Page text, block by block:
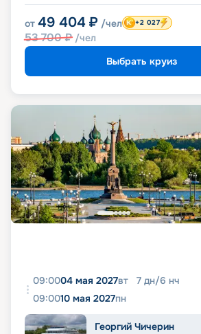
от 49 404 ₽ /чел
53 700₽ /чел
+2 027
Выбрать круиз
09:0004 мая 2027вт 7 дн/6 нч
09:0010 мая 2027пн
Георгий Чичерин